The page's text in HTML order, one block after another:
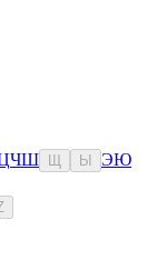
ЧШ Ы ЭЮ